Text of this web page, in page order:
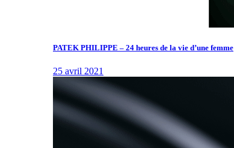
PATEK PHILIPPE – 24 heures de la vie d’une femme
25 avril 2021